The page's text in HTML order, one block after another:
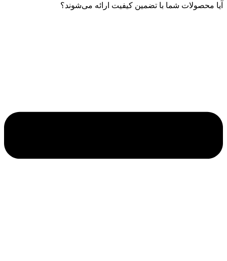
آیا محصولات شما با تضمین کیفیت ارائه می‌شوند؟